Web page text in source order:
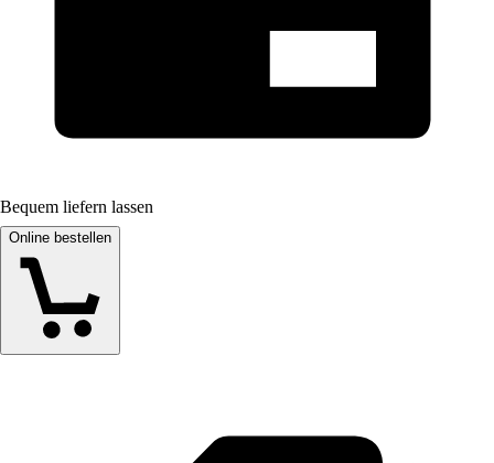
Bequem liefern lassen
Online bestellen